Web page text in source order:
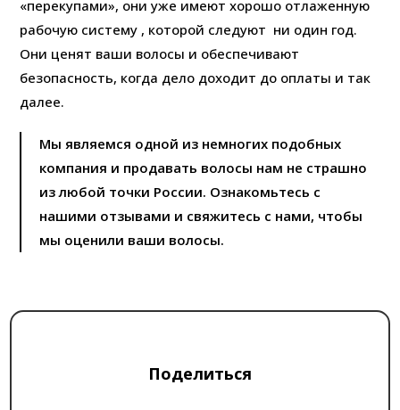
«перекупами», они уже имеют хорошо отлаженную
рабочую систему , которой следуют ни один год.
Они ценят ваши волосы и обеспечивают
безопасность, когда дело доходит до оплаты и так
далее.
Мы являемся одной из немногих подобных
компания и продавать волосы нам не страшно
из любой точки России. Ознакомьтесь с
нашими отзывами и свяжитесь с нами, чтобы
мы оценили ваши волосы.
Поделиться